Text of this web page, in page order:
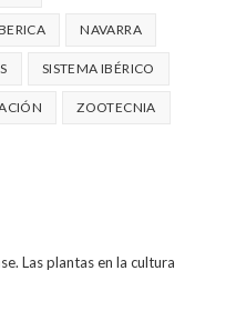
NAVARRA
SISTEMA IBÉRICO
ZOOTECNIA
Las plantas en la cultura